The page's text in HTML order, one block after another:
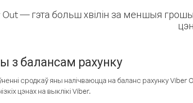
— гэта больш хвілін за меншыя
з балансам рахунку
сродкаў яны налічваюцца на баланс рахунку
цэнах на выклікі Viber.